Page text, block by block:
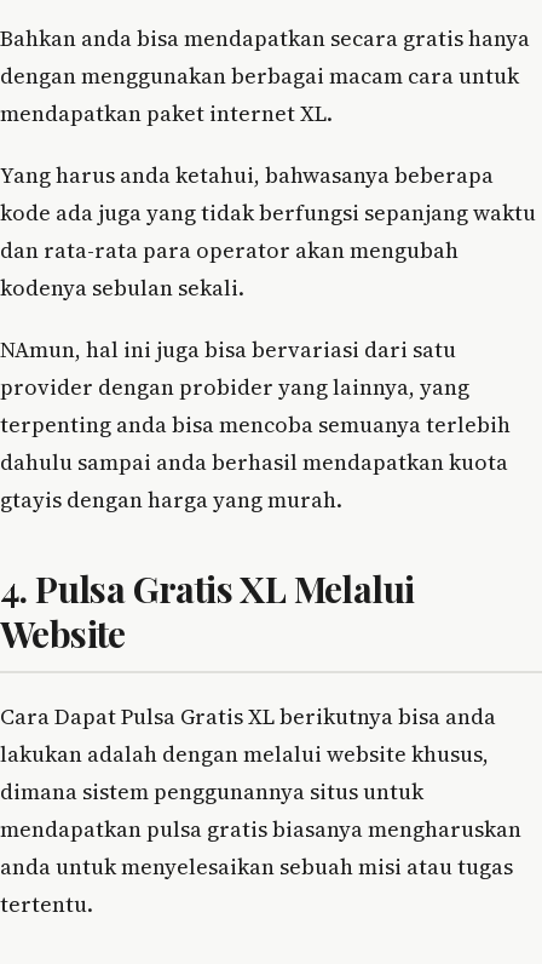
Bahkan anda bisa mendapatkan secara gratis hanya
dengan menggunakan berbagai macam cara untuk
mendapatkan paket internet XL.
Yang harus anda ketahui, bahwasanya beberapa
kode ada juga yang tidak berfungsi sepanjang waktu
dan rata-rata para operator akan mengubah
kodenya sebulan sekali.
NAmun, hal ini juga bisa bervariasi dari satu
provider dengan probider yang lainnya, yang
terpenting anda bisa mencoba semuanya terlebih
dahulu sampai anda berhasil mendapatkan kuota
gtayis dengan harga yang murah.
4. Pulsa Gratis XL Melalui
Website
Cara Dapat Pulsa Gratis XL berikutnya bisa anda
lakukan adalah dengan melalui website khusus,
dimana sistem penggunannya situs untuk
mendapatkan pulsa gratis biasanya mengharuskan
anda untuk menyelesaikan sebuah misi atau tugas
tertentu.